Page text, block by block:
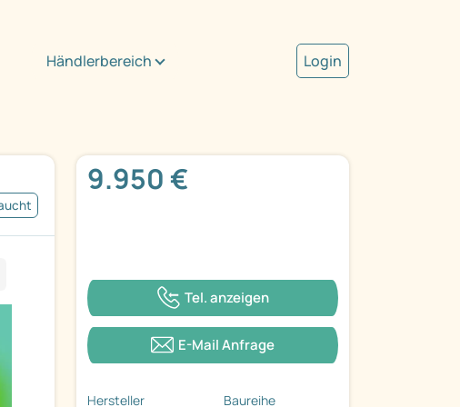
Händlerbereich Login
9.950 €
Tel. anzeigen
E-Mail Anfrage
Hersteller Baureihe